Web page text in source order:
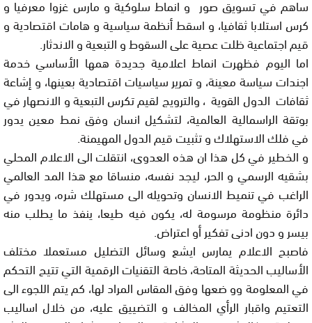
ساهم في تسويق صور و انماط سلوكية و مارس غزوا معرفيا و
كرس استلابا ثقافيا، و اسقط أنظمة سياسية و هامات اقتصادية و
قيم اجتماعية ظلت عصية على السقوط و التبعية و الاندثار.
اما اليوم فظهرت انماط اعلامية جديدة همها الأساسي خدمة
اجندات سياسة معينة، و تمرير سياسيات اقتصادية بعينها، و إشاعة
ثقافات الدول القوية ، والترويج لقيم تكرس التبعية و الانصهار في
بوتقة الراسمالية العالمية، لتشكيل انسان وفق نمط معين يدور
في فلك الاستهلاك و تثبيت قيم الدول المهيمنة.
و الخطير في كل هذا ان هذه العدوى، انتقلت الى الاعلام المحلي
بشقيه الرسمي و الحر، ليجد نفسه، منساقا مع هذا المد العالمي
الراغب في تنميط الانسان وتحويله الى مستهلك شره، ويدور في
دائرة منظومة مرسومة له، يكون فيه طيعا، ينفذ ما يطلب منه
بيسر و دون ادنى تفكير أو اعتراض.
فاصبح الاعلام يمارس ايشع وسائل التضليل مستعملا مختلف
الأساليب الحديثة المتاحة، خاصة التقنيات الرقمية التي تتيح التحكم
في المعلومة وو ضعها وفق المقاس المراد لها، كم يتم اللجوء الى
التعتيم واقبار الرأي المخالف و التضييق عليه، من خلال اساليب